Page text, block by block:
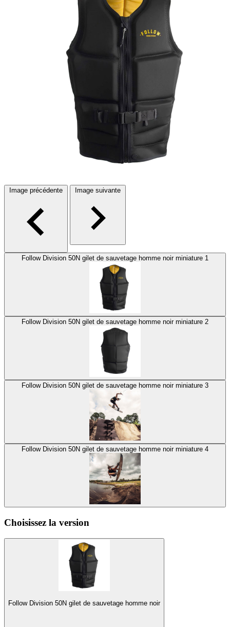
Image précédente Image suivante
Follow Division 50N gilet de sauvetage homme noir miniature 1
Follow Division 50N gilet de sauvetage homme noir miniature 2
Follow Division 50N gilet de sauvetage homme noir miniature 3
Follow Division 50N gilet de sauvetage homme noir miniature 4
Choisissez la version
Follow Division 50N gilet de sauvetage homme noir